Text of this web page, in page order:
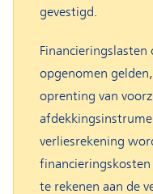
gevestigd.
opgenomen
oprenting van
verliesrekening
te rekenen aan de